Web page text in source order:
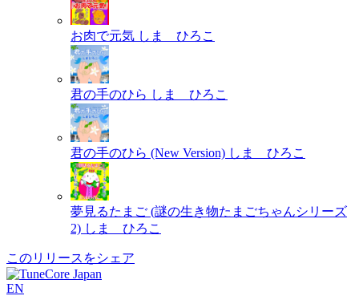
お肉で元気 しま ひろこ
君の手のひら しま ひろこ
君の手のひら (New Version) しま ひろこ
夢見るたまご (謎の生き物たまごちゃんシリーズ
2) しま ひろこ
このリリースをシェア
EN